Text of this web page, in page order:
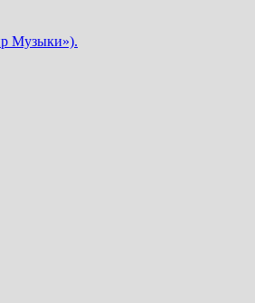
Музыки»).